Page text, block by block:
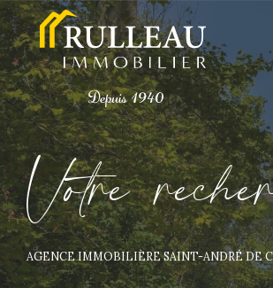
Votre reche
AGENCE IMMOBILIÈRE SAINT-ANDRÉ DE